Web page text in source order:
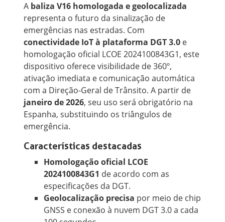
A baliza V16 homologada e geolocalizada
representa o futuro da sinalização de
emergências nas estradas. Com
conectividade IoT à plataforma DGT 3.0 e
homologação oficial LCOE 2024100843G1, este
dispositivo oferece visibilidade de 360º,
ativação imediata e comunicação automática
com a Direção-Geral de Trânsito. A partir de
janeiro de 2026, seu uso será obrigatório na
Espanha, substituindo os triângulos de
emergência.
Características destacadas
Homologação oficial LCOE
2024100843G1 de acordo com as
especificações da DGT.
Geolocalização precisa por meio de chip
GNSS e conexão à nuvem DGT 3.0 a cada